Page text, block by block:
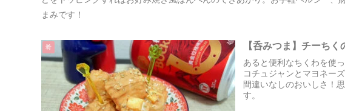
まみです！
肴 【呑みつま】チーちく
あると便利なちくわを使
コチュジャンとマヨネー
間違いなしのおいしさ！
す。